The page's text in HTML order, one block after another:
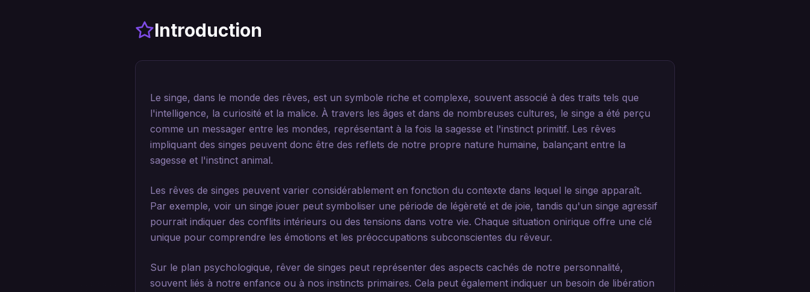
Introduction
Le singe, dans le monde des rêves, est un symbole riche et complexe, souvent associé à des traits tels que
l'intelligence, la curiosité et la malice. À travers les âges et dans de nombreuses cultures, le singe a été perçu
comme un messager entre les mondes, représentant à la fois la sagesse et l'instinct primitif. Les rêves
impliquant des singes peuvent donc être des reflets de notre propre nature humaine, balançant entre la
sagesse et l'instinct animal.
Les rêves de singes peuvent varier considérablement en fonction du contexte dans lequel le singe apparaît.
Par exemple, voir un singe jouer peut symboliser une période de légèreté et de joie, tandis qu'un singe agressif
pourrait indiquer des conflits intérieurs ou des tensions dans votre vie. Chaque situation onirique offre une clé
unique pour comprendre les émotions et les préoccupations subconscientes du rêveur.
Sur le plan psychologique, rêver de singes peut représenter des aspects cachés de notre personnalité,
souvent liés à notre enfance ou à nos instincts primaires. Cela peut également indiquer un besoin de libération